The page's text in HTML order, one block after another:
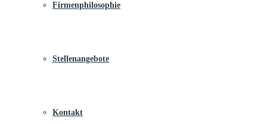
Firmenphilosophie
Stellenangebote
Kontakt